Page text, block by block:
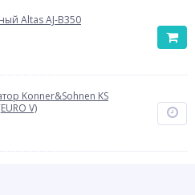
Altas AJ-B350
Konner&Sohnen KS
V)